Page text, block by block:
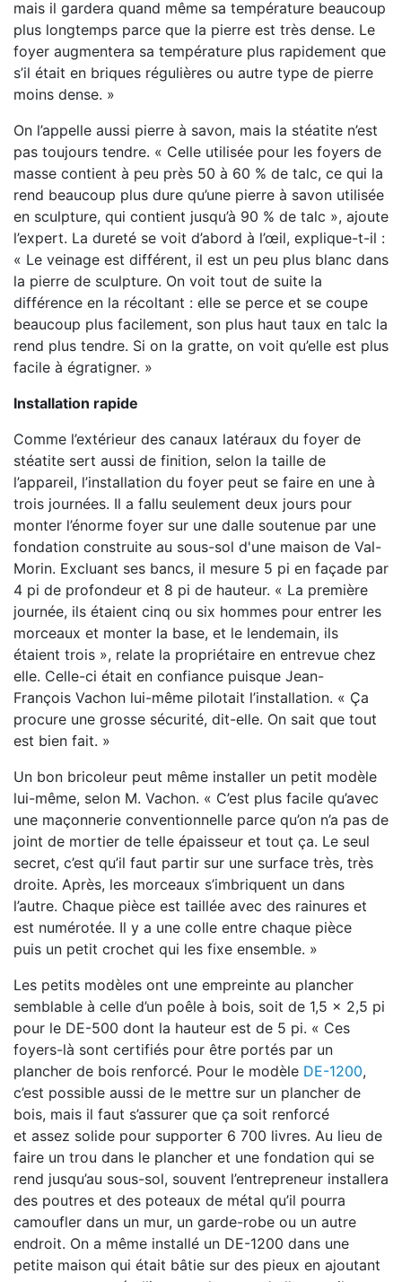
mais il gardera quand même sa température beaucoup
plus longtemps parce que la pierre est très dense. Le
foyer augmentera sa température plus rapidement que
s’il était en briques régulières ou autre type de pierre
moins dense. »
On l’appelle aussi pierre à savon, mais la stéatite n’est
pas toujours tendre. « Celle utilisée pour les foyers de
masse contient à peu près 50 à 60 % de talc, ce qui la
rend beaucoup plus dure qu’une pierre à savon utilisée
en sculpture, qui contient jusqu’à 90 % de talc », ajoute
l’expert. La dureté se voit d’abord à l’œil, explique-t-il :
« Le veinage est différent, il est un peu plus blanc dans
la pierre de sculpture. On voit tout de suite la
différence en la récoltant : elle se perce et se coupe
beaucoup plus facilement, son plus haut taux en talc la
rend plus tendre. Si on la gratte, on voit qu’elle est plus
facile à égratigner. »
Installation rapide
Comme l’extérieur des canaux latéraux du foyer de
stéatite sert aussi de finition, selon la taille de
l’appareil, l’installation du foyer peut se faire en une à
trois journées. Il a fallu seulement deux jours pour
monter l’énorme foyer sur une dalle soutenue par une
fondation construite au sous-sol d'une maison de Val-
Morin. Excluant ses bancs, il mesure 5 pi en façade par
4 pi de profondeur et 8 pi de hauteur. « La première
journée, ils étaient cinq ou six hommes pour entrer les
morceaux et monter la base, et le lendemain, ils
étaient trois », relate la propriétaire en entrevue chez
elle. Celle-ci était en confiance puisque Jean-
François Vachon lui-même pilotait l’installation. « Ça
procure une grosse sécurité, dit-elle. On sait que tout
est bien fait. »
Un bon bricoleur peut même installer un petit modèle
lui-même, selon M. Vachon. « C’est plus facile qu’avec
une maçonnerie conventionnelle parce qu’on n’a pas de
joint de mortier de telle épaisseur et tout ça. Le seul
secret, c’est qu’il faut partir sur une surface très, très
droite. Après, les morceaux s’imbriquent un dans
l’autre. Chaque pièce est taillée avec des rainures et
est numérotée. Il y a une colle entre chaque pièce
puis un petit crochet qui les fixe ensemble. »
Les petits modèles ont une empreinte au plancher
semblable à celle d’un poêle à bois, soit de 1,5 x 2,5 pi
pour le DE-500 dont la hauteur est de 5 pi. « Ces
foyers-là sont certifiés pour être portés par un
plancher de bois renforcé. Pour le modèle DE-1200,
c’est possible aussi de le mettre sur un plancher de
bois, mais il faut s’assurer que ça soit renforcé
et assez solide pour supporter 6 700 livres. Au lieu de
faire un trou dans le plancher et une fondation qui se
rend jusqu’au sous-sol, souvent l’entrepreneur installera
des poutres et des poteaux de métal qu’il pourra
camoufler dans un mur, un garde-robe ou un autre
endroit. On a même installé un DE-1200 dans une
petite maison qui était bâtie sur des pieux en ajoutant